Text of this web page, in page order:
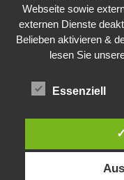
E-Mail:
Homepage:
UID: ATU 811 196 56
Sabine Pöhacker MSc.
Webseite sowie
externen Dienste
Belieben aktivieren &
lesen Sie
Essenziell